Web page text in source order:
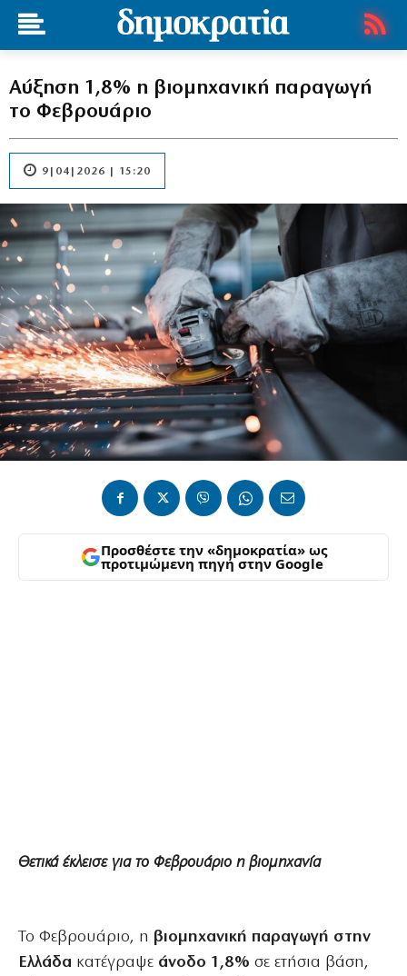
Αύξηση 1,8% η βιομηχανική παραγωγή
το Φεβρουάριο
9|04|2026 | 15:20
Προσθέστε την «δημοκρατία» ως
προτιμώμενη πηγή στην Google
Θετικά έκλεισε για το Φεβρουάριο η βιομηχανία
Το Φεβρουάριο, η βιομηχανική παραγωγή στην
Ελλάδα κατέγραψε άνοδο 1,8% σε ετήσια βάση,